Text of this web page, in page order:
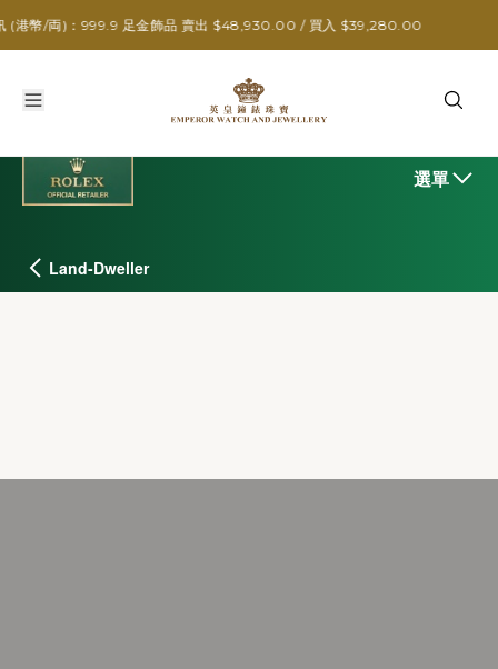
)：999.9 足金飾品 賣出 $48,930.00 / 買入 $39,280.00
選單
Land-Dweller